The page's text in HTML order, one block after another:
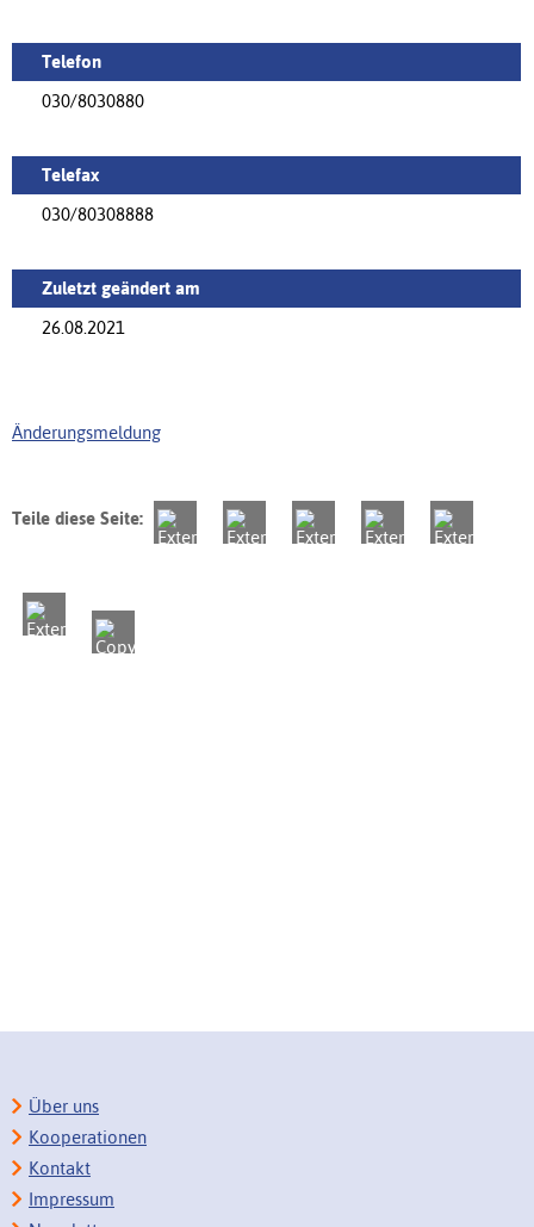
Telefon
030/8030880
Telefax
030/80308888
Zuletzt geändert am
26.08.2021
Änderungsmeldung
Teile diese Seite:
Über uns
Kooperationen
Kontakt
Impressum